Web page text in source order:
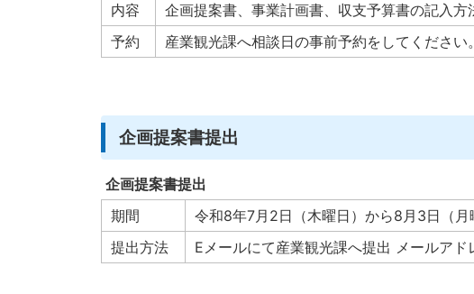
内容
企画提案書、事業計画書、収支予算書の記入方
予約
産業観光課へ相談日の事前予約をしてくださ
企画提案書提出
企画提案書提出
期間
令和8年7月2日（木曜日）から8月3日（月
提出方法
Eメールにて産業観光課へ提出 メールア